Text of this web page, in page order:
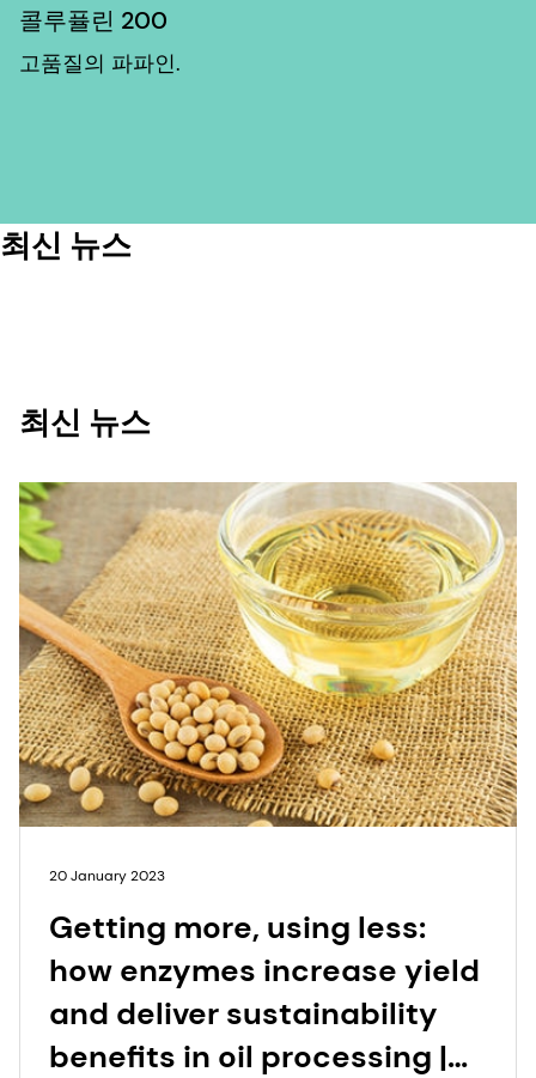
콜루퓰린 200
고품질의 파파인.
최신 뉴스
최신 뉴스
20 January 2023
Getting more, using less:
how enzymes increase yield
and deliver sustainability
benefits in oil processing |